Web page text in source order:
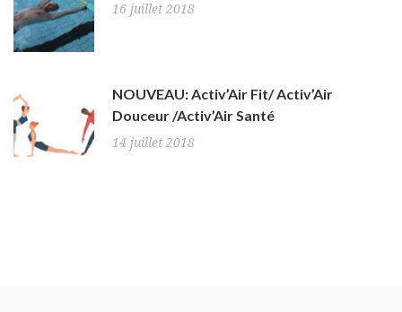
16 juillet 2018
NOUVEAU: Activ’Air Fit/ Activ’Air
Douceur /Activ’Air Santé
14 juillet 2018